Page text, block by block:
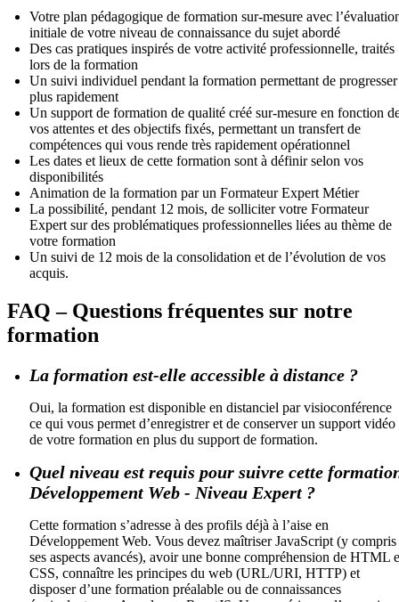
Votre plan pédagogique de formation sur-mesure avec
initiale de votre niveau de connaissance du sujet abordé
Des cas pratiques inspirés de votre activité professionnelle, traités
lors de la formation
Un suivi individuel pendant la formation permettant de progresser
plus rapidement
Un support de formation de qualité créé sur-mesure en fonction
vos attentes et des objectifs fixés, permettant un transfert de
compétences qui vous rende très rapidement opérationnel
Les dates et lieux de cette formation sont à définir selon vos
disponibilités
Animation de la formation par un Formateur Expert Métier
La possibilité, pendant 12 mois, de solliciter votre Formateur
Expert sur des problématiques professionnelles liées au thème de
votre formation
Un suivi de 12 mois de la consolidation et de l’évolution de vos
acquis.
FAQ – Questions fréquentes sur notre
formation
La formation est-elle accessible à distance ?
Oui, la formation est disponible en distanciel par visioconférence
ce qui vous permet d’enregistrer et de conserver un support vidéo
de votre formation en plus du support de formation.
Quel niveau est requis pour suivre cette
Développement Web - Niveau Expert ?
Cette formation s’adresse à des profils déjà à l’aise en
Développement Web. Vous devez maîtriser JavaScript (y compris
ses aspects avancés), avoir une bonne compréhension de HTML
CSS, connaître les principes du web (URL/URI, HTTP) et
disposer d’une formation préalable ou de connaissances